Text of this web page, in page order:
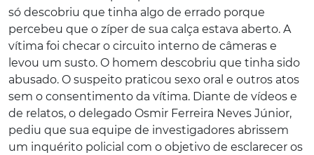
só descobriu que tinha algo de errado porque
percebeu que o zíper de sua calça estava aberto. A
vítima foi checar o circuito interno de câmeras e
levou um susto. O homem descobriu que tinha sido
abusado. O suspeito praticou sexo oral e outros atos
sem o consentimento da vítima. Diante de vídeos e
de relatos, o delegado Osmir Ferreira Neves Júnior,
pediu que sua equipe de investigadores abrissem
um inquérito policial com o objetivo de esclarecer os